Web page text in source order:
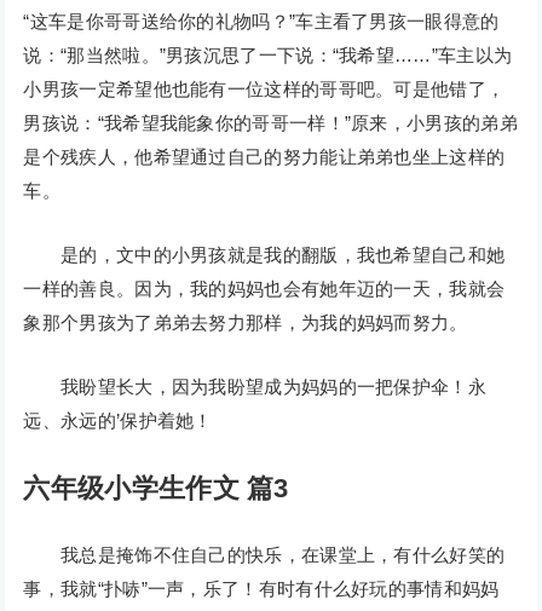
“这车是你哥哥送给你的礼物吗？”车主看了男孩一眼得意的
说：“那当然啦。”男孩沉思了一下说：“我希望……”车主以为
小男孩一定希望他也能有一位这样的哥哥吧。可是他错了，
男孩说：“我希望我能象你的哥哥一样！”原来，小男孩的弟弟
是个残疾人，他希望通过自己的努力能让弟弟也坐上这样的
车。
是的，文中的小男孩就是我的翻版，我也希望自己和她
一样的善良。因为，我的妈妈也会有她年迈的一天，我就会
象那个男孩为了弟弟去努力那样，为我的妈妈而努力。
我盼望长大，因为我盼望成为妈妈的一把保护伞！永
远、永远的’保护着她！
六年级小学生作文 篇3
我总是掩饰不住自己的快乐，在课堂上，有什么好笑的
事，我就“扑哧”一声，乐了！有时有什么好玩的事情和妈妈